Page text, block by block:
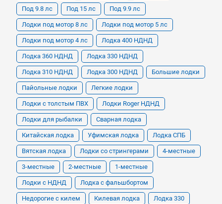
Под 9.8 лс Под 15 лс Под 9.9 лс
Лодки под мотор 8 лс Лодки под мотор 5 лс
Лодки под мотор 4 лс Лодка 400 НДНД
Лодка 360 НДНД Лодка 330 НДНД
Лодка 310 НДНД Лодка 300 НДНД Большие лодки
Пайольные лодки Легкие лодки
Лодки с толстым ПВХ Лодки Roger НДНД
Лодки для рыбалки Сварная лодка
Китайская лодка Уфимская лодка Лодка СПБ
Вятская лодка Лодки со стрингерами 4-местные
3-местные 2-местные 1-местные
Лодки с НДНД Лодка с фальшбортом
Недорогие с килем Килевая лодка Лодка 330